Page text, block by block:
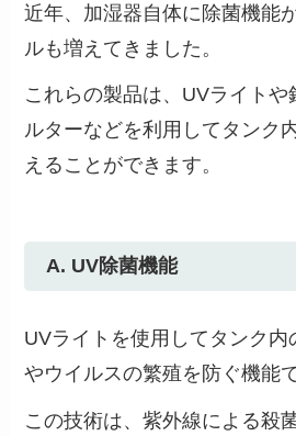
近年、加湿器自体に除菌機能
ルも増えてきました。
これらの製品は、UVライトや
ルターなどを利用してタンク
えることができます。
A. UV除菌機能
UVライトを使用してタンク
やウイルスの繁殖を防ぐ機能で
この技術は、紫外線による殺